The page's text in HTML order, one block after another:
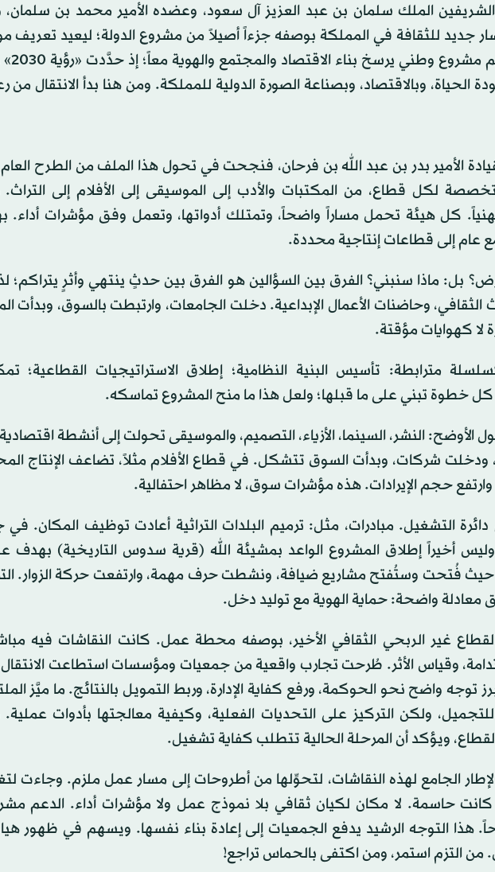
الملك سلمان بن عبد العزيز آل سعود، وعضده الأمير محمد بن سلمان،
جديد للثقافة في المملكة بوصفه جزءاً أصيلاً من مشروع الدولة؛ ليعيد تعريف
الثقافة داخل الدولة.
وبالاقتصاد، وبصناعة الصورة الدولية للمملكة. ومن هنا بدأ الانتقال من
الأمير بدر بن عبد الله بن فرحان، فنجحت في تحول هذا الملف من الطرح
لكل قطاع، من المكتبات والأدب إلى الموسيقى إلى الأفلام إلى التراث.
كل هيئة تحمل مساراً واضحاً، وتمتلك أدواتها، وتعمل وفق مؤشرات أداء.
عام إلى قطاعات إنتاجية محددة.
بل: ماذا سنبني؟ الفرق بين السؤالين هو الفرق بين حدثٍ ينتهي وأثرٍ يتراكم؛
الثقافي، وحاضنات الأعمال الإبداعية. دخلت الجامعات، وارتبطت بالسوق، وبدأت
كهوايات مؤقتة.
مترابطة: تأسيس البنية النظامية؛ إطلاق الاستراتيجيات القطاعية؛
كل خطوة تبني على ما قبلها؛ ولعل هذا ما منح المشروع تماسكه.
النشر، السينما، الأزياء، التصميم، والموسيقى تحولت إلى أنشطة اقتصادية
شركات، وبدأت السوق تتشكل. في قطاع الأفلام مثلاً، تضاعف الإنتاج
حجم الإيرادات. هذه مؤشرات سوق، لا مظاهر احتفالية.
التشغيل. مبادرات، مثل: ترميم البلدات التراثية أعادت توظيف المكان. في
وليس أخيراً إطلاق المشروع الواعد بمشيئة الله (قرية سدوس التاريخية) بهدف
حيث فُتحت وستُفتح مشاريع ضيافة، ونشطت حرف مهمة، وارتفعت حركة الزوار.
معادلة واضحة: حماية الهوية مع توليد دخل.
غير الربحي الثقافي الأخير، بوصفه محطة عمل. كانت النقاشات فيه
وقياس الأثر. طُرحت تجارب واقعية من جمعيات ومؤسسات استطاعت
توجه واضح نحو الحوكمة، ورفع كفاية الإدارة، وربط التمويل بالنتائج. ما ميَّز
ولكن التركيز على التحديات الفعلية، وكيفية معالجتها بأدوات عملية.
ويؤكد أن المرحلة الحالية تتطلب كفاية تشغيل.
الجامع لهذه النقاشات، لتحوِّلها من أطروحات إلى مسار عمل ملزم. وجاءت
كانت حاسمة. لا مكان لكيان ثقافي بلا نموذج عمل ولا مؤشرات أداء. الدعم
هذا التوجه الرشيد يدفع الجمعيات إلى إعادة بناء نفسها. ويسهم في ظهور
التزم استمر، ومن اكتفى بالحماس تراجع!